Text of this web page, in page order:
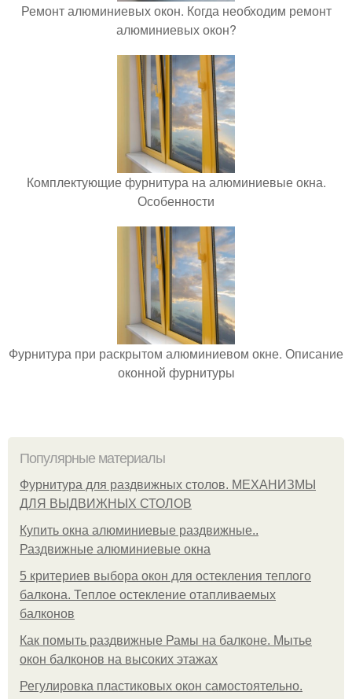
Ремонт алюминиевых окон. Когда необходим ремонт
алюминиевых окон?
Комплектующие фурнитура на алюминиевые окна.
Особенности
Фурнитура при раскрытом алюминиевом окне. Описание
оконной фурнитуры
Популярные материалы
Фурнитура для раздвижных столов. МЕХАНИЗМЫ
ДЛЯ ВЫДВИЖНЫХ СТОЛОВ
Купить окна алюминиевые раздвижные..
Раздвижные алюминиевые окна
5 критериев выбора окон для остекления теплого
балкона. Теплое остекление отапливаемых
балконов
Как помыть раздвижные Рамы на балконе. Мытье
окон балконов на высоких этажах
Регулировка пластиковых окон самостоятельно.